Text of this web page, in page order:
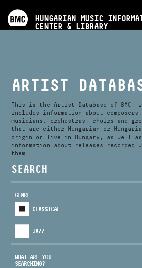
HUNGARIAN MUSIC
CENTER & LIBRARY
RELEASES
ABOUT US
VIDEO
ARTIST
This is the Artist Database of BMC,
includes information about composers,
musicians, orchestras, choirs and
that are either Hungarian or
origin or live in Hungary, as well as
information about releases recorded
them.
SEARCH
GENRE
CLASSICAL
JAZZ
WHAT ARE YOU
SEARCHING?